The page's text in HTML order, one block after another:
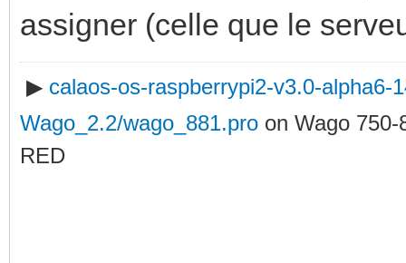
assigner (celle que le
▶ calaos-os-raspberrypi2-v3.0-alpha6-
Wago_2.2/wago_881.pro on Wago 750-
RED